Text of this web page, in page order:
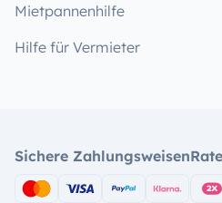
Mietpannenhilfe
Hilfe für Vermieter
Sichere Zahlungsweisen